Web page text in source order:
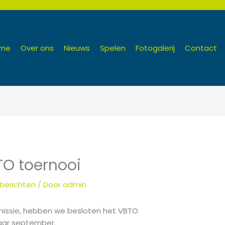
Over ons Nieuws Spelen Fotogalerij Contact
toernooi
/ Dooradmin
hebben we besloten het VBTO
september.